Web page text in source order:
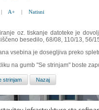
| A+ | Natisni
oz. tiskanje datoteke je
besedilo, 68/08, 110/13, 56/
vsebina je dosegljiva preko
na gumb "Se strinjam" boste